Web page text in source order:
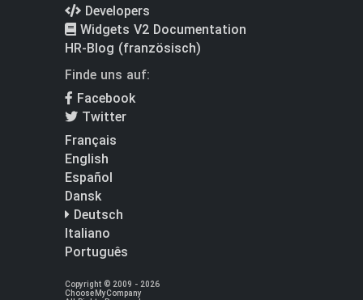
Developers
Widgets V2 Documentation
HR-Blog (französisch)
Finde uns auf:
Facebook
Twitter
Français
English
Español
Dansk
Deutsch
Italiano
Português
Copyright © 2009 - 2026
ChooseMyCompany